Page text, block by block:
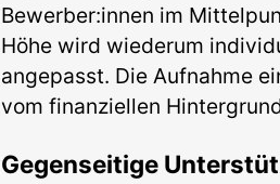
Bewerber:innen im
Höhe wird wiederum
angepasst. Die Aufnahme
vom finanziellen
Gegenseitige